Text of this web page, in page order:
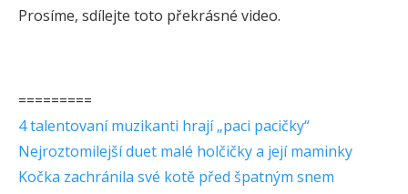
Prosíme, sdílejte toto překrásné video.
=========
4 talentovaní muzikanti hrají „paci pacičky“
Nejroztomilejší duet malé holčičky a její maminky
Kočka zachránila své kotě před špatným snem